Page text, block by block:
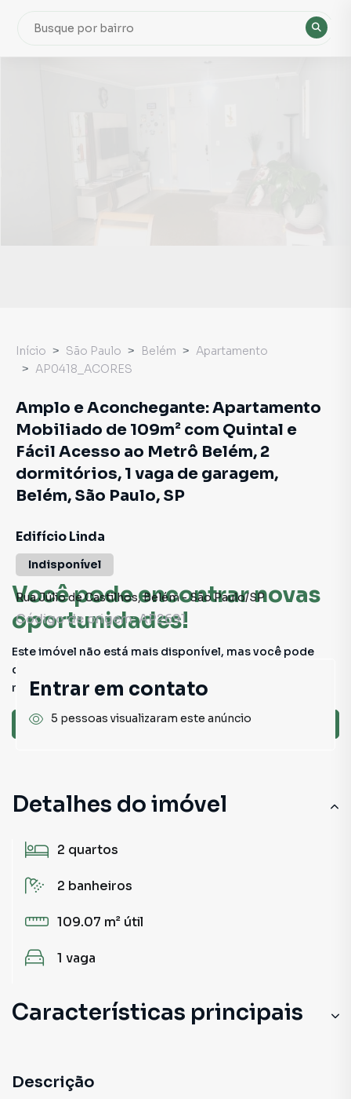
Você pode encontrar novas
oportunidades!
Este imóvel não está mais disponível, mas você pode
conferir outros em nosso site ou deixar seu contato para
receber mais informações.
Ver sugestões
Detalhes do imóvel
2 quartos
2 banheiros
109.07 m² útil
1 vaga
Características principais
Descrição
Início São Paulo Belém
Apartamento
AP0418_ACORES
Amplo e Aconchegante: Apartamento
Mobiliado de 109m² com Quintal e
Fácil Acesso ao Metrô Belém, 2
dormitórios, 1 vaga de garagem,
Belém, São Paulo, SP
Edifício Linda
Indisponível
Rua Júlio de Castilhos,Belém-São Paulo/SP
Código de origem:AP2691
Entrar em contato
5 pessoas visualizaram este anúncio